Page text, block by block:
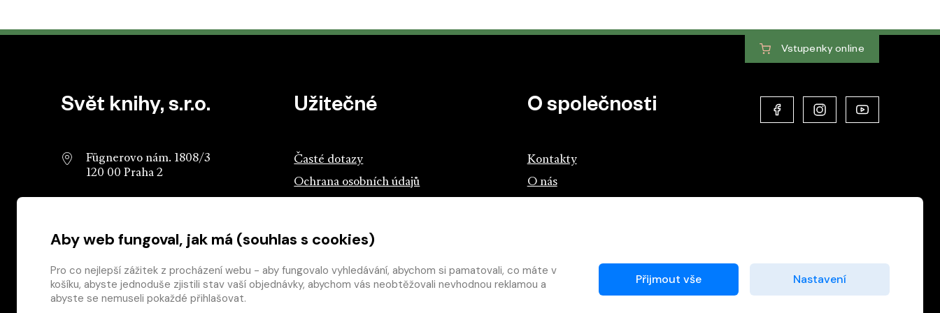
Patička webu
Vstupenky online
Svět knihy, s.r.o.
Fügnerovo nám. 1808/3
120 00 Praha 2
224 498 236
602 590 888
Užitečné
Časté dotazy
Ochrana osobních údajů
Rostík.cz
Rosteme s knihou
O společnosti
Kontakty
O nás
Aby web fungoval, jak má (souhlas s cookies)
Pro co nejlepší zážitek z procházení webu - aby fungovalo vyhledávání, abychom si pamatovali, co máte v
košíku, abyste jednoduše zjistili stav vaší objednávky, abychom vás neobtěžovali nevhodnou reklamou a
abyste se nemuseli pokaždé přihlašovat.
Přijmout vše Nastavení